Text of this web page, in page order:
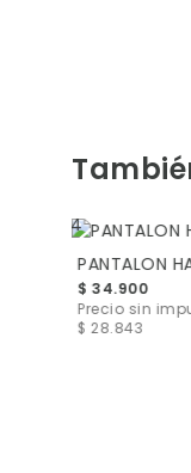
PANTALON
$ 34.900
Precio sin
$ 28.843